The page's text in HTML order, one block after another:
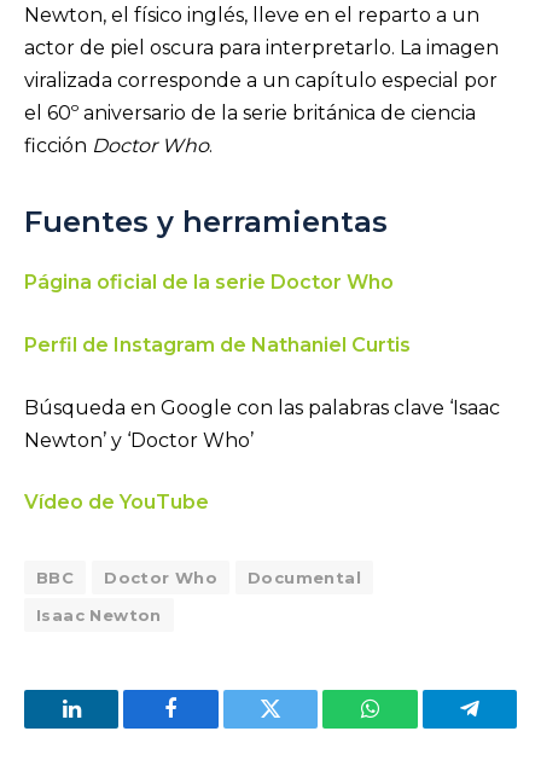
Newton, el físico inglés, lleve en el reparto a un
actor de piel oscura para interpretarlo. La imagen
viralizada corresponde a un capítulo especial por
el 60º aniversario de la serie británica de ciencia
ficción Doctor Who.
Fuentes y herramientas
Página oficial de la serie Doctor Who
Perfil de Instagram de Nathaniel Curtis
Búsqueda en Google con las palabras clave ‘Isaac
Newton’ y ‘Doctor Who’
Vídeo de YouTube
BBC Doctor Who
Documental
Isaac Newton
LinkedIn Facebook Twitter WhatsApp